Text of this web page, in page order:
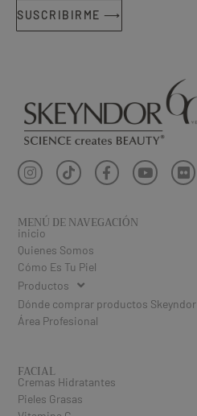
SUSCRIBIRME ⟶
MENÚ DE NAVEGACIÓN
inicio
Quienes Somos
Cómo Es Tu Piel
Productos
Dónde comprar productos Skeyndor
Área Profesional
FACIAL
Cremas Hidratantes
Pieles Grasas